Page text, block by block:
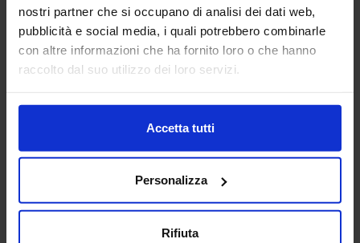
nostri partner che si occupano di analisi dei dati web,
pubblicità e social media, i quali potrebbero combinarle
con altre informazioni che ha fornito loro o che hanno
raccolto dal suo utilizzo dei loro servizi.
Accetta tutti
Personalizza
Rifiuta
Categorie Blocchi CAD
Arredi interni
Arredo urbano